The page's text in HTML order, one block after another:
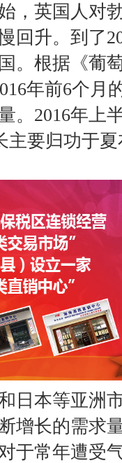
，英国人对
回升。到了
。根据《葡
年前6个
。2016年上
主要归功于
本等亚洲
增长的需求
于常年遭受